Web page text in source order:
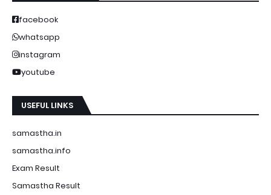
facebook
whatsapp
instagram
youtube
USEFUL LINKS
samastha.in
samastha.info
Exam Result
Samastha Result